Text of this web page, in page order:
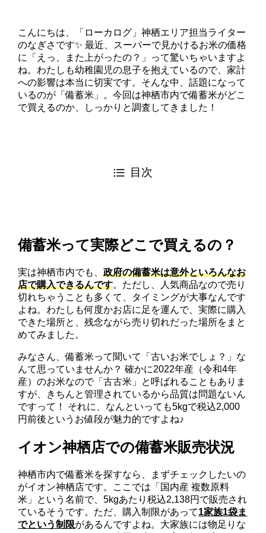
こんにちは、「ローカログ」神栖エリア担当ライター
のなぎさです✨ 最近、スーパーで見かけるお米の価格
に「えっ、また上がったの？」って驚いちゃいますよ
ね。わたしも幼稚園児の息子を抱えているので、家計
への影響は本当に切実です。そんな中、話題になって
いるのが「備蓄米」。今回は神栖市内で備蓄米がどこ
で買えるのか、しっかりと調査してきました！
目次
備蓄米って実際どこで買えるの？
実は神栖市内でも、政府の備蓄米は意外といろんなお
店で購入できるんです。ただし、人気商品なので売り
切れちゃうことも多くて、タイミングが大事なんです
よね。わたしも何度かお店に足を運んで、実際に購入
できた場所と、残念ながら売り切れだった場所をまと
めてみました。
みなさん、備蓄米って聞いて「古いお米でしょ？」な
んて思っていませんか？ 確かに2022年産（令和4年
産）のお米なので「古古米」と呼ばれることもありま
すが、きちんと管理されているから品質は問題ないん
ですって！ それに、なんといっても5kgで税込2,000
円前後というお値段が魅力的ですよね♪
イオン神栖店での備蓄米販売状況
神栖市内で備蓄米を探すなら、まずチェックしたいの
がイオン神栖店です。ここでは「国内産 複数原料
米」という名前で、5kgあたり税込2,138円で販売され
ているそうです。ただ、購入制限があって1家族1袋ま
でという制限があるんですよね。大家族には物足りな